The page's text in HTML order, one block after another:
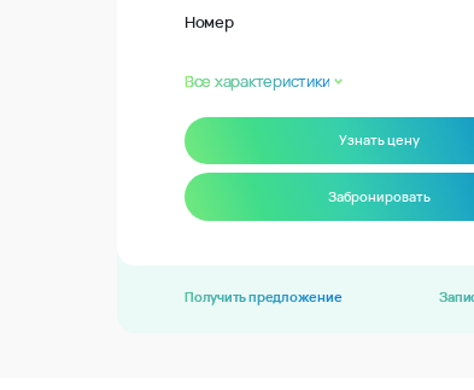
Номер
Все характеристики
Узнать цену
Забронировать
Получить предложение